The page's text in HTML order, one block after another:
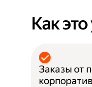
Как
Заказы от